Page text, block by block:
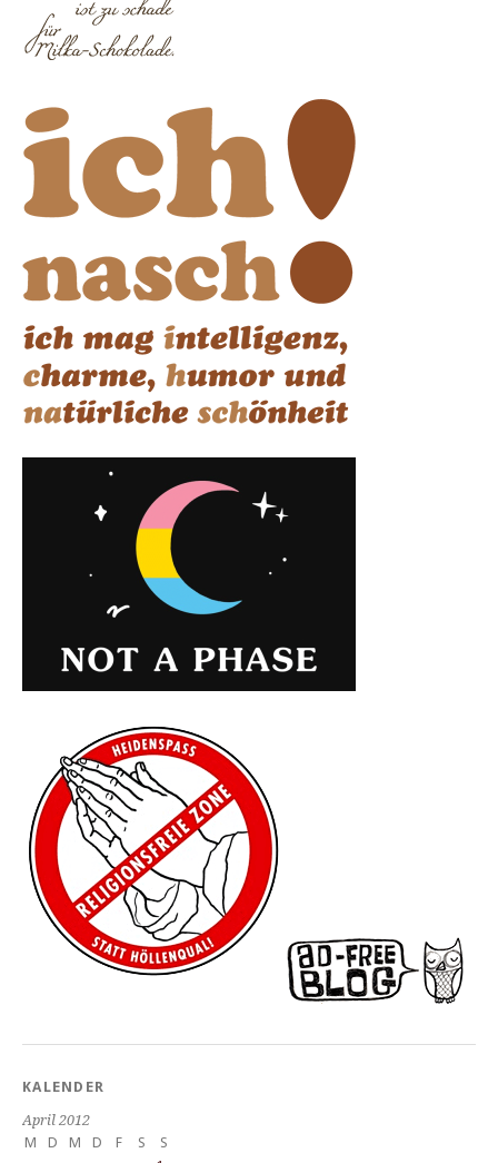
KALENDER
April 2012
M
D M D F S
S